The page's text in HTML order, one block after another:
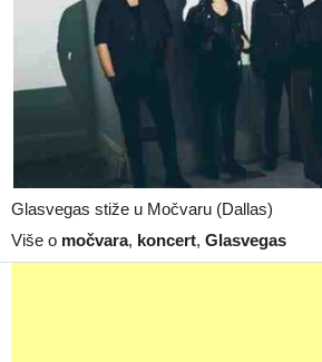
Glasvegas stiže u Močvaru (Dallas)
Više o močvara, koncert, Glasvegas